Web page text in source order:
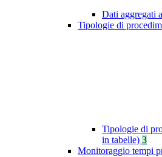
Dati aggregati
Tipologie di
Tipologie di
in tabelle) 3
Monitoraggio tempi